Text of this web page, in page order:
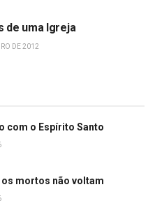
de uma Igreja
DE 2012
com o Espírito Santo
mortos não voltam